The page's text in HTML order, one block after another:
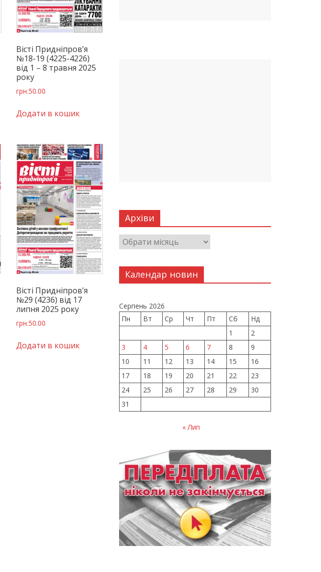
Вісті Придніпров’я
№18-19 (4225-4226)
від 1 – 8 травня 2025
року
грн.50.00
Додати в кошик
Вісті Придніпров’я
№29 (4236) від 17
липня 2025 року
грн.50.00
Додати в кошик
Архіви
Календар новин
Серпень 2026
Пн
Вт Ср Чт Пт Сб
Нд
1
2
3
4 5 6 7 8
9
10
11 12 13 14 15
16
17
18 19 20 21 22
23
24
25 26 27 28 29
30
31
« Лип